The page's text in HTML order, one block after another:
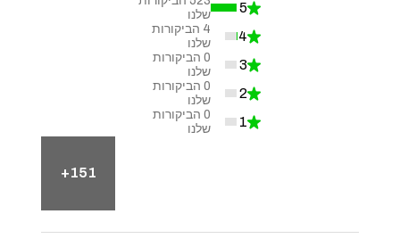
★
5
99.24098671726756%
שלנו
★
4
0.7590132827324478%
4 הביקורות
שלנו
★
3
0%
0 הביקורות
שלנו
★
2
0%
0 הביקורות
שלנו
★
1
0%
0 הביקורות
שלנו
151+